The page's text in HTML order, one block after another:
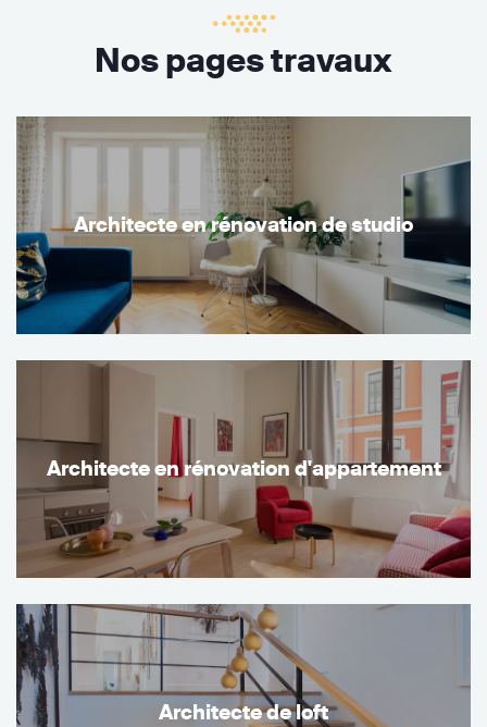
Nos pages travaux
Architecte en rénovation de studio
Architecte en rénovation d'appartement
Architecte de loft